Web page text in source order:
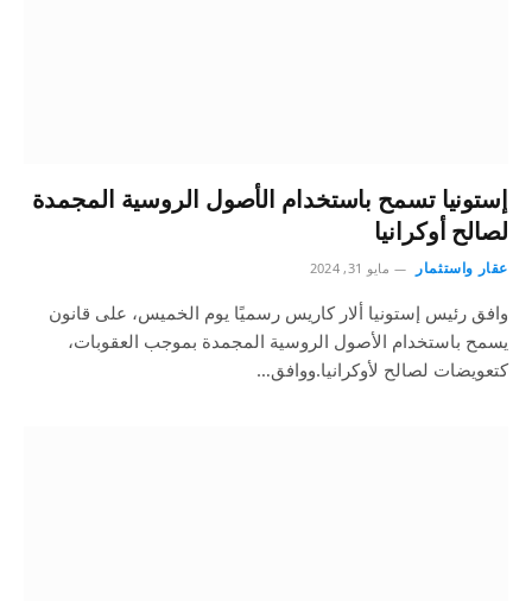
إستونيا تسمح باستخدام الأصول الروسية المجمدة
لصالح أوكرانيا
عقار واستثمار مايو 31, 2024
وافق رئيس إستونيا ألار كاريس رسميًا يوم الخميس، على قانون
يسمح باستخدام الأصول الروسية المجمدة بموجب العقوبات،
كتعويضات لصالح لأوكرانيا.ووافق…